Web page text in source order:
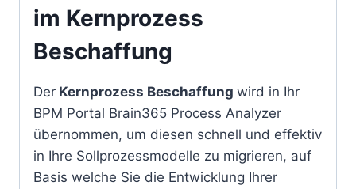
im Kernprozess
Beschaffung
Der Kernprozess Beschaffung wird in Ihr
BPM Portal Brain365 Process Analyzer
übernommen, um diesen schnell und effektiv
in Ihre Sollprozessmodelle zu migrieren, auf
Basis welche Sie die Entwicklung Ihrer